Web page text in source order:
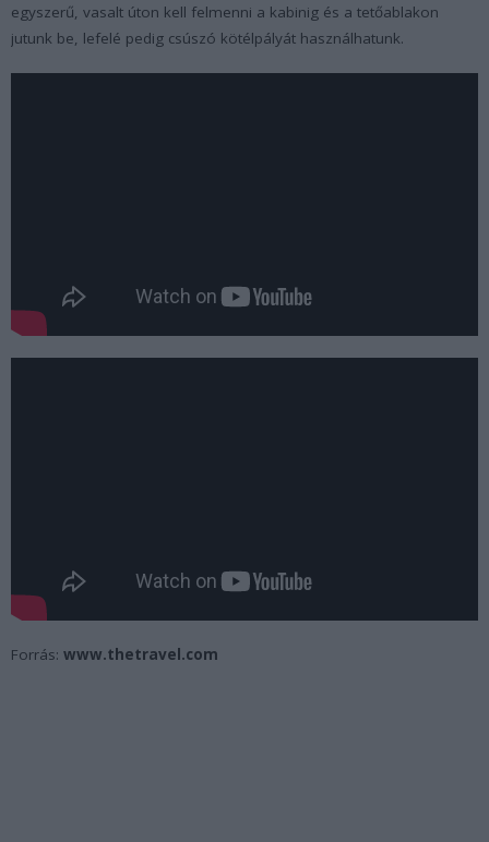
egyszerű, vasalt úton kell felmenni a kabinig és a tetőablakon
jutunk be, lefelé pedig csúszó kötélpályát használhatunk.
Forrás: www.thetravel.com